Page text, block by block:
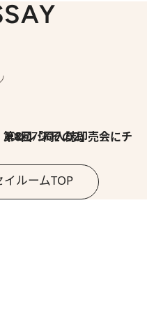
2026.7.30
第8回「同人誌即売会にチャレンジ その2」
ルームTOP